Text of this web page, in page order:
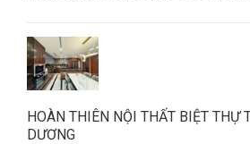
HOÀN THIÊN NỘI THẤT BIỆT THỰ
DƯƠNG